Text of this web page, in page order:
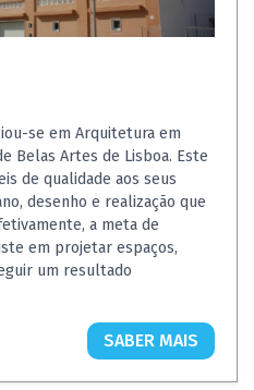
se em Arquitetura em
Belas Artes de Lisboa. Este
de qualidade aos seus
desenho e realização que
a meta de
em projetar espaços,
um resultado
SABER MAIS